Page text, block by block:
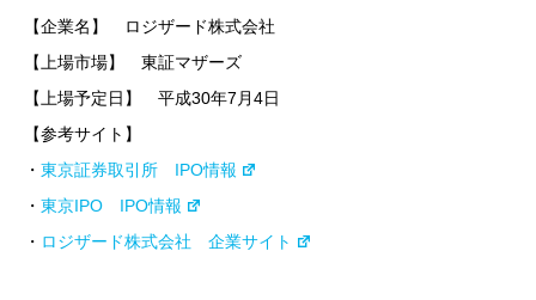
【企業名】 ロジザード株式会社
【上場市場】 東証マザーズ
【上場予定日】 平成30年7月4日
【参考サイト】
・ 東京証券取引所 IPO情報
・ 東京IPO IPO情報
・ ロジザード株式会社 企業サイト